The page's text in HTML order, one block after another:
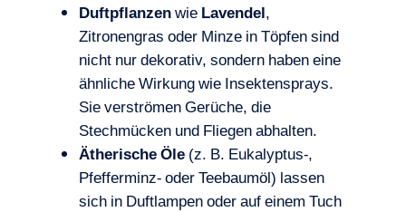
DuftpflanzenwieLavendel,
Zitronengras oder Minze in Töpfen sind
nicht nur dekorativ, sondern haben eine
ähnliche Wirkung wie Insektensprays.
Sie verströmen Gerüche, die
Stechmücken und Fliegen abhalten.
Ätherische Öle(z. B. Eukalyptus-,
Pfefferminz- oder Teebaumöl) lassen
sich in Duftlampen oder auf einem Tuch